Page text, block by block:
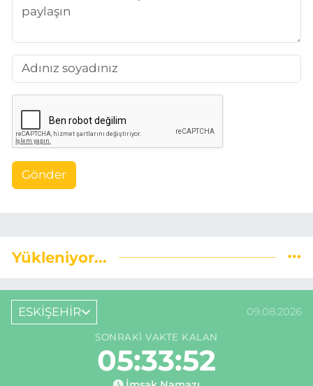
Gönder
Yükleniyor...
ESKİŞEHİR 09.08.2026
SONRAKI VAKTE KALAN
05:33:51